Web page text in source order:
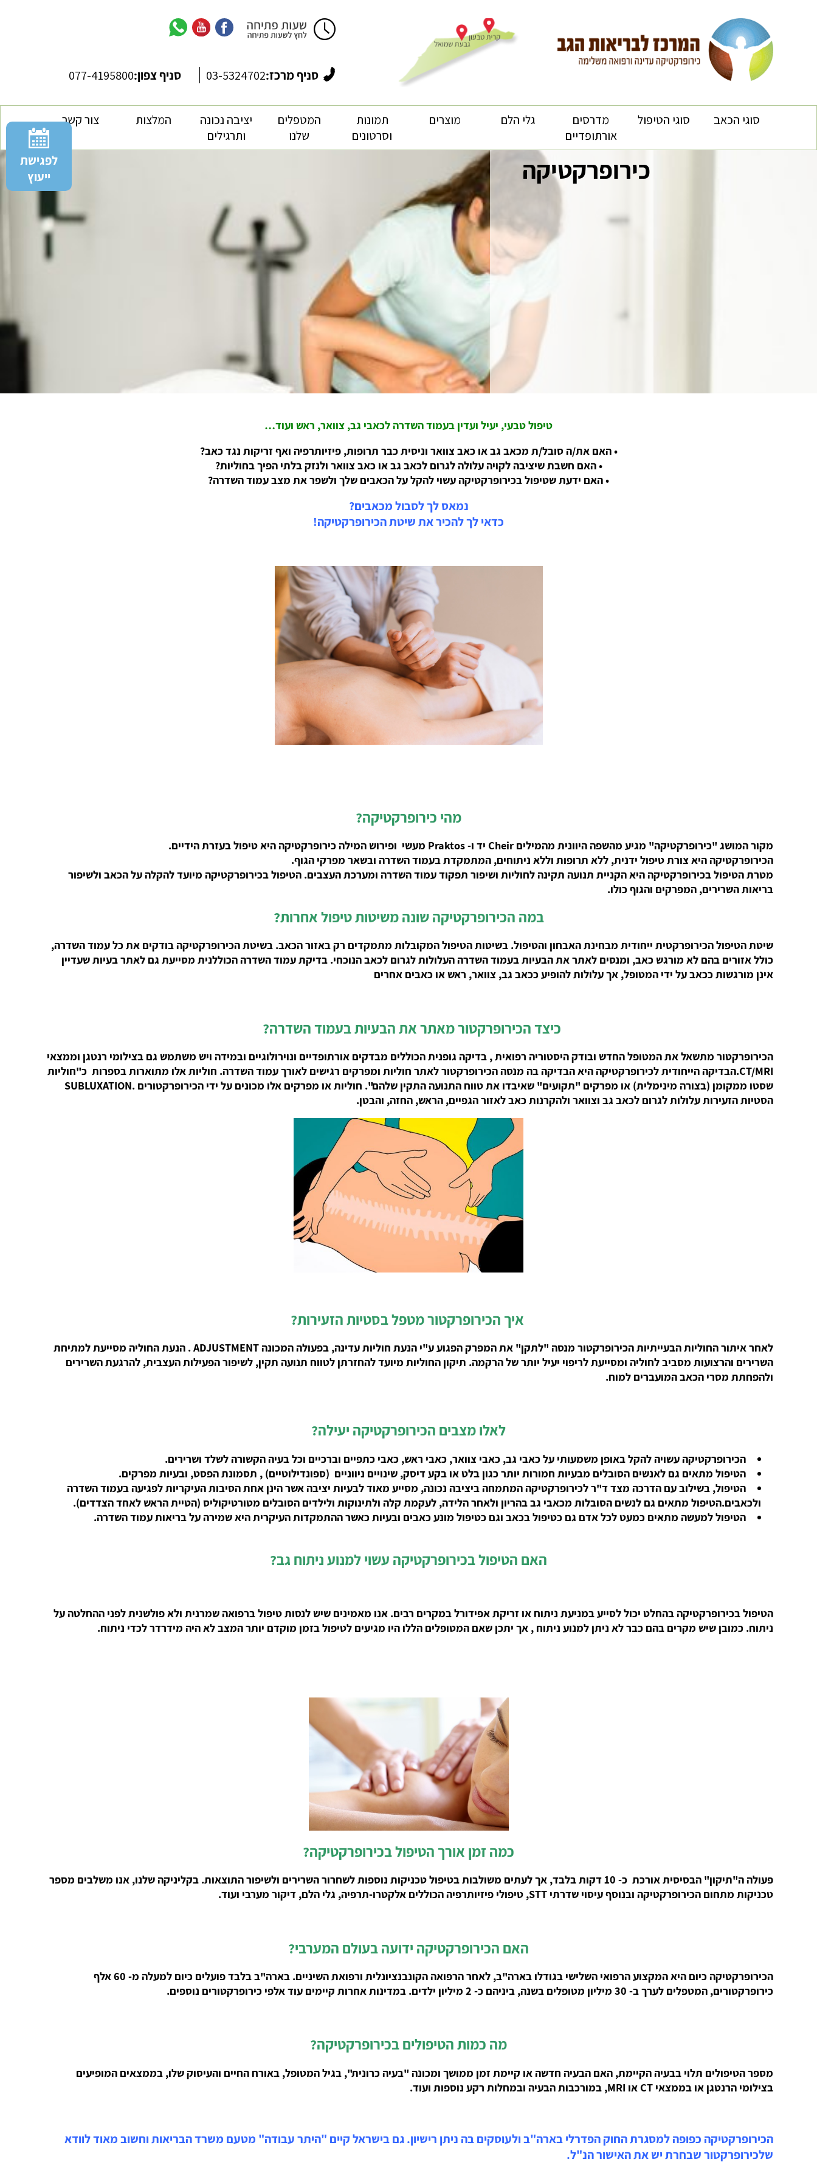
סניף מרכז:03-5324702 סניף צפון:077-4195800
סוגי הכאב סוגי הטיפול
מדרסים
אורתופדיים
גלי הלם מוצרים
תמונות
וסרטונים
המטפלים
שלנו
יציבה נכונה
ותרגילים
המלצות צור קשר
כירופרקטיקה
לפגישת
ייעוץ
טיפול טבעי, יעיל ועדין בעמוד השדרה לכאבי גב, צוואר, ראש ועוד…
• האם את/ה סובל/ת מכאב גב או כאב צוואר וניסית כבר תרופות, פיזיותרפיה ואף זריקות נגד כאב?
• האם חשבת שיציבה לקויה עלולה לגרום לכאב גב או כאב צוואר ולנזק בלתי הפיך בחוליות?
• האם ידעת שטיפול בכירופרקטיקה עשוי להקל על הכאבים שלך ולשפר את מצב עמוד השדרה?
נמאס לך לסבול מכאבים?
כדאי לך להכיר את שיטת הכירופרקטיקה!
מהי כירופרקטיקה?
מקור המושג "כירופרקטיקה" מגיע מהשפה היוונית מהמילים Cheir יד ו- Praktos מעשי ופירוש המילה כירופרקטיקה היא טיפול בעזרת הידיים.
הכירופרקטיקה היא צורת טיפול ידנית, ללא תרופות וללא ניתוחים, המתמקדת בעמוד השדרה ובשאר מפרקי הגוף.
מטרת הטיפול בכירופרקטיקה היא הקניית תנועה תקינה לחוליות ושיפור תפקוד עמוד השדרה ומערכת העצבים. הטיפול בכירופרקטיקה מיועד להקלה על הכאב ולשיפור
בריאות השרירים, המפרקים והגוף כולו.
?במה הכירופרקטיקה שונה משיטות טיפול אחרות
שיטת הטיפול הכירופרקטית ייחודית מבחינת האבחון והטיפול. בשיטות הטיפול המקובלות מתמקדים רק באזור הכאב. בשיטת הכירופרקטיקה בודקים את כל עמוד השדרה,
כולל אזורים בהם לא מורגש כאב, ומנסים לאתר את הבעיות בעמוד השדרה העלולות לגרום לכאב הנוכחי. בדיקת עמוד השדרה הכוללנית מסייעת גם לאתר בעיות שעדיין
אינן מורגשות ככאב על ידי המטופל, אך עלולות להופיע ככאב גב, צוואר, ראש או כאבים אחרים
?כיצד הכירופרקטור מאתר את הבעיות בעמוד השדרה
הכירופרקטור מתשאל את המטופל החדש ובודק היסטוריה רפואית , בדיקה גופנית הכוללים מבדקים אורתופדיים ונוירולוגיים ובמידה ויש משתמש גם בצילומי רנטגן וממצאי
CT/MRI.הבדיקה הייחודית לכירופרקטיקה היא הבדיקה בה מנסה הכירופרקטור לאתר חוליות ומפרקים רגישים לאורך עמוד השדרה. חוליות אלו מתוארות בספרות כ"חוליות
שסטו ממקומן (בצורה מינימלית) או מפרקים "תקועים" שאיבדו את טווח התנועה התקין שלהם". חוליות או מפרקים אלו מכונים על ידי הכירופרקטורים .SUBLUXATION
הסטיות הזעירות עלולות לגרום לכאב גב וצוואר ולהקרנות כאב לאזור הגפיים, הראש, החזה, והבטן.
איך הכירופרקטור מטפל בסטיות הזעירות?
לאחר איתור החוליות הבעייתיות הכירופרקטור מנסה "לתקן" את המפרק הפגוע ע"י הנעת חוליות עדינה, בפעולה המכונה ADJUSTMENT . הנעת החוליה מסייעת למתיחת
השרירים והרצועות מסביב לחוליה ומסייעת לריפוי יעיל יותר של הרקמה. תיקון החוליות מיועד להחזרתן לטווח תנועה תקין, לשיפור הפעילות העצבית, להרגעת השרירים
ולהפחתת מסרי הכאב המועברים למוח.
לאלו מצבים הכירופרקטיקה יעילה?
הכירופרקטיקה עשויה להקל באופן משמעותי על כאבי גב, כאבי צוואר, כאבי ראש, כאבי כתפיים וברכיים וכל בעיה הקשורה לשלד ושרירים.
הטיפול מתאים גם לאנשים הסובלים מבעיות חמורות יותר כגון בלט או בקע דיסק, שינויים ניווניים (ספונדילוטיים) , תסמונת הפסט, ובעיות מפרקים.
הטיפול, בשילוב עם הדרכה מצד ד"ר לכירופרקטיקה המתמחה ביציבה נכונה, מסייע מאוד לבעיות יציבה אשר הינן אחת הסיבות העיקריות לפגיעה בעמוד השדרה
ולכאבים.הטיפול מתאים גם לנשים הסובלות מכאבי גב בהריון ולאחר הלידה, לעקמת קלה ולתינוקות ולילדים הסובלים מטורטיקוליס (הטיית הראש לאחד הצדדים).
הטיפול למעשה מתאים כמעט לכל אדם גם כטיפול בכאב וגם כטיפול מונע כאבים ובעיות כאשר ההתמקדות העיקרית היא שמירה על בריאות עמוד השדרה.
האם הטיפול בכירופרקטיקה עשוי למנוע ניתוח גב?
הטיפול בכירופרקטיקה בהחלט יכול לסייע במניעת ניתוח או זריקת אפידורל במקרים רבים. אנו מאמינים שיש לנסות טיפול ברפואה שמרנית ולא פולשנית לפני ההחלטה על
ניתוח. כמובן שיש מקרים בהם כבר לא ניתן למנוע ניתוח , אך יתכן שאם המטופלים הללו היו מגיעים לטיפול בזמן מוקדם יותר המצב לא היה מידרדר לכדי ניתוח.
כמה זמן אורך הטיפול בכירופרקטיקה?
פעולה ה"תיקון" הבסיסית אורכת כ- 10 דקות בלבד, אך לעתים משולבות בטיפול טכניקות נוספות לשחרור השרירים ולשיפור התוצאות. בקליניקה שלנו, אנו משלבים מספר
טכניקות מתחום הכירופרקטיקה ובנוסף עיסוי שדרתי STT, טיפולי פיזיותרפיה הכוללים אלקטרו-תרפיה, גלי הלם, דיקור מערבי ועוד.
האם הכירופרקטיקה ידועה בעולם המערבי?
הכירופרקטיקה כיום היא המקצוע הרפואי השלישי בגודלו בארה"ב, לאחר הרפואה הקונבנציונלית ורפואת השיניים. בארה"ב בלבד פועלים כיום למעלה מ- 60 אלף
כירופרקטורים, המטפלים לערך ב- 30 מיליון מטופלים בשנה, ביניהם כ- 2 מיליון ילדים. במדינות אחרות קיימים עוד אלפי כירופרקטורים נוספים.
מה כמות הטיפולים בכירופרקטיקה?
מספר הטיפולים תלוי בבעיה הקיימת, האם הבעיה חדשה או קיימת זמן ממושך ומכונה "בעיה כרונית", בגיל המטופל, באורח החיים והעיסוק שלו, בממצאים המופיעים
בצילומי הרנטגן או בממצאי CT או MRI, במורכבות הבעיה ובמחלות רקע נוספות ועוד.
הכירופרקטיקה כפופה למסגרת החוק הפדרלי בארה"ב ולעוסקים בה ניתן רישיון. גם בישראל קיים "היתר עבודה" מטעם משרד הבריאות וחשוב מאוד לוודא
שלכירופרקטור שבחרת יש את האישור הנ"ל.